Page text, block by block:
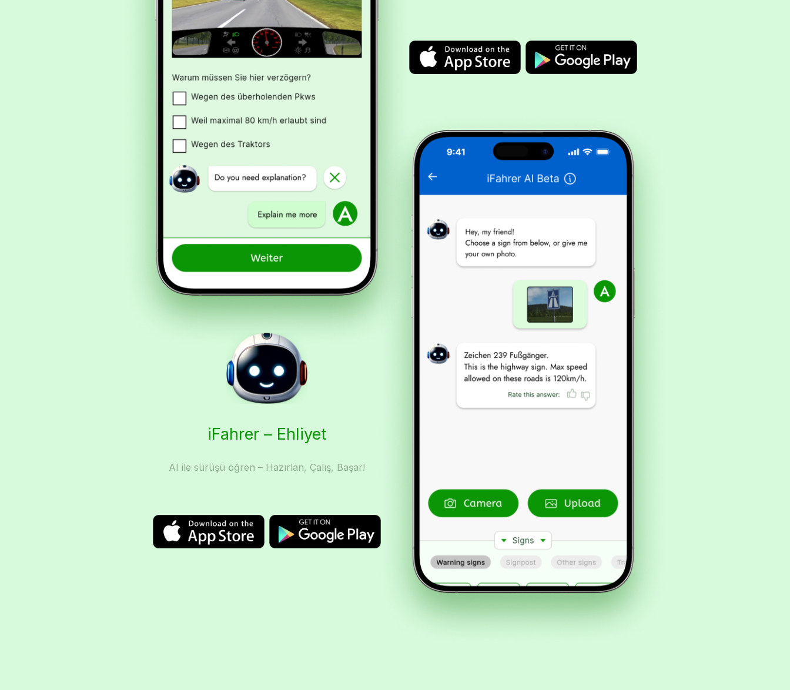
iFahrer – Ehliyet
AI ile sürüşü öğren – Hazırlan, Çalış, Başar!